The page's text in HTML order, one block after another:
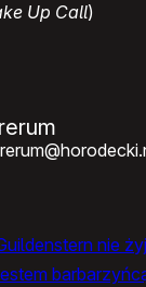
Up Call)
nie